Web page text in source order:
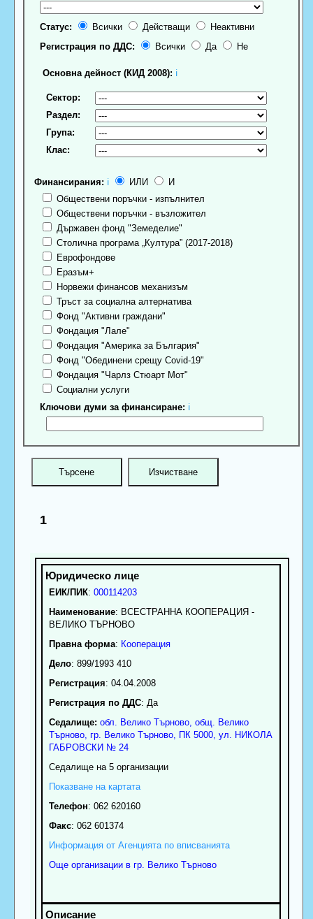
Статус: Всички Действащи
Неактивни
Регистрация по ДДС:
Всички Да Не
Основна дейност (КИД 2008): ℹ
Сектор:
Раздел:
Група:
Клас:
Финансирания: ℹ ИЛИ
И
Обществени поръчки - изпълнител
Обществени поръчки - възложител
Държавен фонд "Земеделие"
Столична програма „Култура” (2017-2018)
Еврофондове
Еразъм+
Норвежи финансов механизъм
Тръст за социална алтернатива
Фонд "Активни граждани"
Фондация "Лале"
Фондация "Америка за България"
Фонд "Обединени срещу Covid-19"
Фондация "Чарлз Стюарт Мот"
Социални услуги
Ключови думи за финансиране: ℹ
1
ЕИК/ПИК: 000114203
Наименование: ВСЕСТРАННА КООПЕРАЦИЯ -
ВЕЛИКО ТЪРНОВО
Правна форма: Кооперация
Дело: 899/1993 410
Регистрация: 04.04.2008
Регистрация по ДДС: Да
Седалище: обл. Велико Търново, общ. Велико
Търново, гр. Велико Търново, ПК 5000, ул. НИКОЛА
ГАБРОВСКИ № 24
Седалище на 5 организации
Показване на картата
Телефон: 062 620160
Факс: 062 601374
Информация от Агенцията по вписванията
Още организации в гр. Велико Търново